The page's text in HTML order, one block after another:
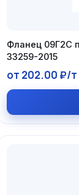
Фланец 09Г2С
33259-2015
от 202.00 ₽/т